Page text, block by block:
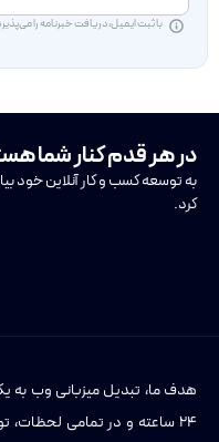
با ثبت ایمیل، دریافت خبرنامه را
در هر قدم کنار شما
به توسعه کسب و کار آنلاین خود
کرد.
هدف ما، تبدیل میزبانی وب
۲۴ ساعته و در تمامی